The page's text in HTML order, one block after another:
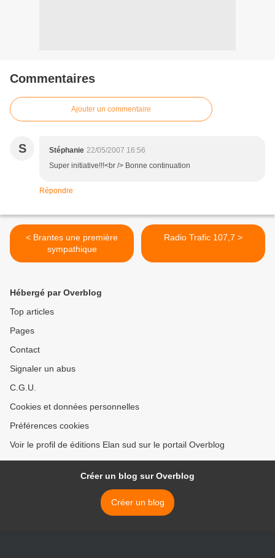
Commentaires
Ajouter un commentaire
S Stéphanie 22/05/2007 16:56
Super initiative!!!<br /> Bonne continuation
Répondre
< Brantes une première
sympathique
Radio Trafic 107,7 >
Hébergé par Overblog
Top articles
Pages
Contact
Signaler un abus
C.G.U.
Cookies et données personnelles
Préférences cookies
Voir le profil de éditions Elan sud sur le portail Overblog
Créer un blog sur Overblog
Créer un blog